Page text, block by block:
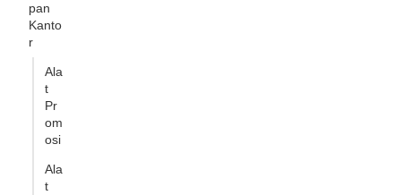
pan
Kanto
r
Ala
t
Pr
om
osi
Ala
t